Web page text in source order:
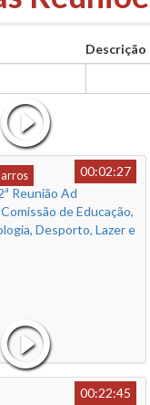
Descrição
00:02:27
Reunião Ad
de Educação,
Desporto, Lazer e
00:22:45